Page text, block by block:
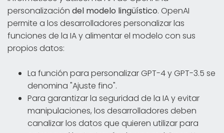
personalización del modelo lingüístico. OpenAI
permite a los desarrolladores personalizar las
funciones de la IA y alimentar el modelo con sus
propios datos:
La función para personalizar GPT-4 y GPT-3.5 se
denomina "Ajuste fino".
Para garantizar la seguridad de la IA y evitar
manipulaciones, los desarrolladores deben
canalizar los datos que quieren utilizar para